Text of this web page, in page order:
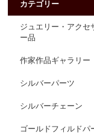
カテゴリー
ジュエリー・アクセ
ー品
作家作品ギャラリー
シルバーパーツ
シルバーチェーン
ゴールドフィルドパ